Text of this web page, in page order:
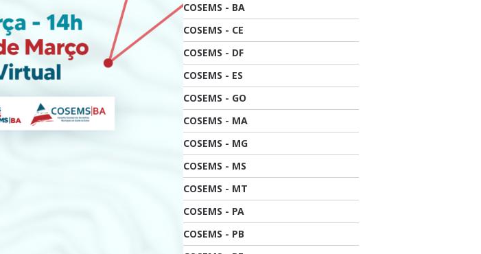
COSEMS - BA
COSEMS - CE
COSEMS - DF
COSEMS - ES
COSEMS - GO
COSEMS - MA
COSEMS - MG
COSEMS - MS
COSEMS - MT
COSEMS - PA
COSEMS - PB